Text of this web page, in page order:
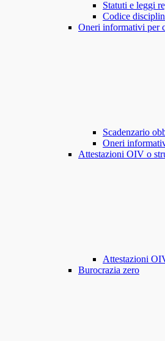
Statuti e leggi
Codice
Oneri informativi per
Scadenzario
Oneri
Attestazioni OIV o
Attestazioni
Burocrazia zero